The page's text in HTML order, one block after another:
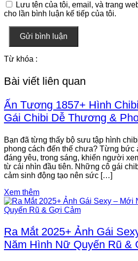
Lưu tên của tôi, email, và trang
cho lần bình luận kế tiếp của tôi.
Gửi bình luận
Từ khóa :
Bài viết liên quan
Ấn Tượng 1857+ Hình
Gái Chibi Dễ Thương &
Bạn đã từng thấy bộ sưu tập hình
phong cách đến thế chưa? Từng bức
đáng yêu, trong sáng, khiến người
từ cái nhìn đầu tiên. Những cô gái
cảm sinh động tạo nên sức […]
Xem thêm
Ra Mắt 2025+ Ảnh Gái
Năm Hình Nữ Quyến Rũ &